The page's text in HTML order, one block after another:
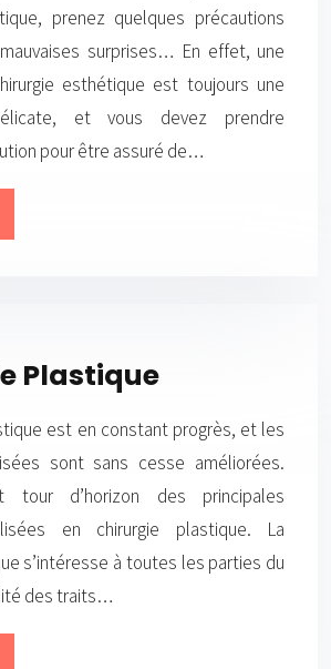
prenez quelques précautions
surprises… En effet, une
esthétique est toujours une
et vous devez prendre
pour être assuré de…
Plastique
est en constant progrès, et les
sont sans cesse améliorées.
d’horizon des principales
en chirurgie plastique. La
s’intéresse à toutes les parties du
des traits…